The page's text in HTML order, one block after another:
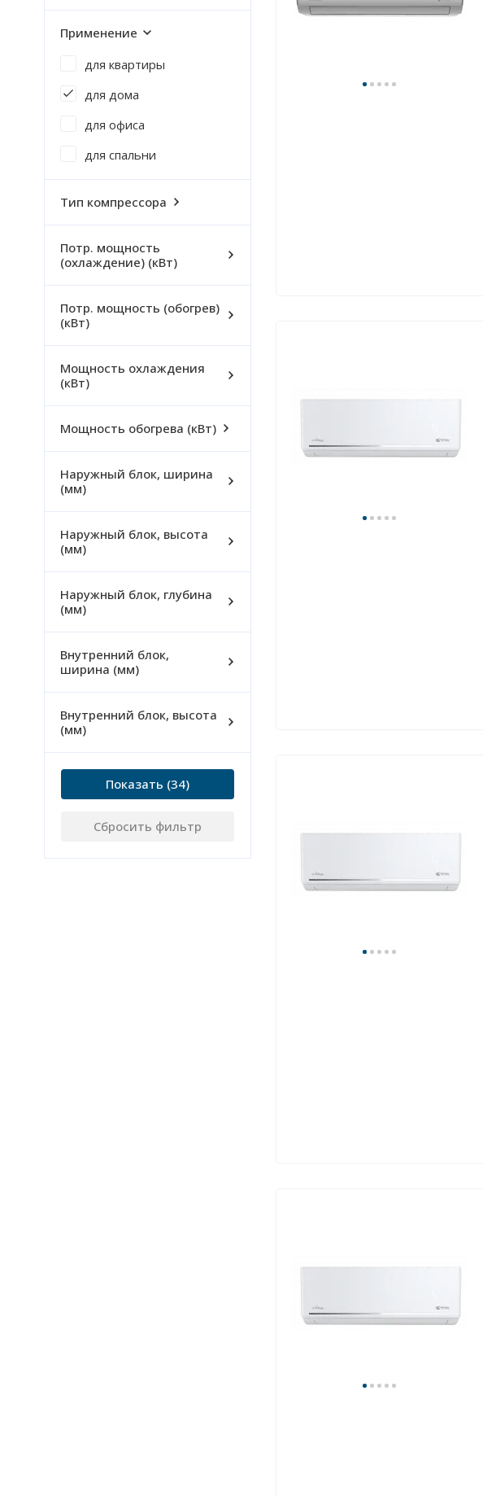
Применение
для квартиры
для дома
для офиса
для спальни
Тип компрессора
Потр. мощность
(охлаждение) (кВт)
Потр. мощность (обогрев)
(кВт)
Мощность охлаждения
(кВт)
Мощность обогрева (кВт)
Наружный блок, ширина
(мм)
Наружный блок, высота
(мм)
Наружный блок, глубина
(мм)
Внутренний блок,
ширина (мм)
Внутренний блок, высота
(мм)
Показать
Сбросить фильтр